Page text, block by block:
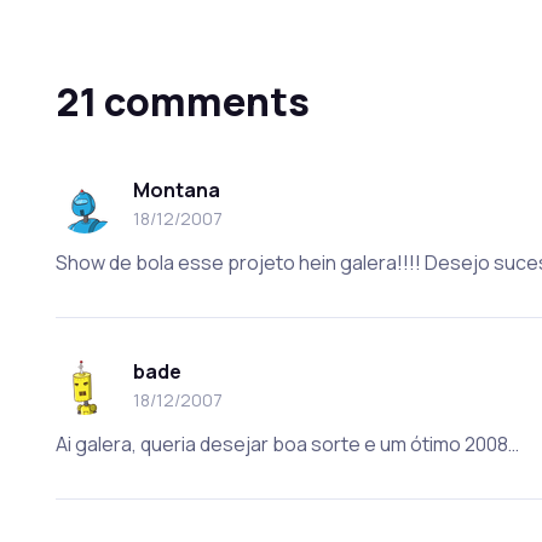
21 comments
Montana
18/12/2007
Show de bola esse projeto hein galera!!!! Desejo
bade
18/12/2007
Ai galera, queria desejar boa sorte e um ótimo 2008…